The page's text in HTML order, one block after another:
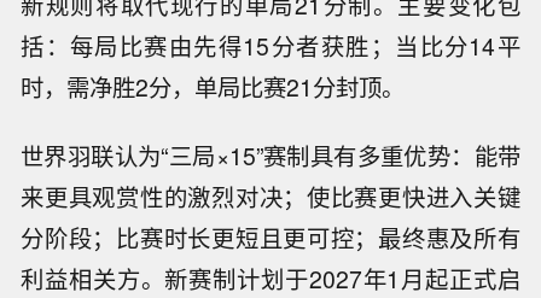
括：每局比赛由先得15分者获胜；当比分14平
时，需净胜2分，单局比赛21分封顶。
世界羽联认为“三局×15”赛制具有多重优势：能带
来更具观赏性的激烈对决；使比赛更快进入关键
分阶段；比赛时长更短且更可控；最终惠及所有
利益相关方。新赛制计划于2027年1月起正式启